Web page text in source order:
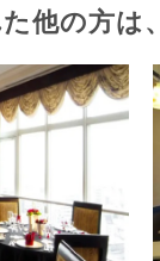
他の方は、